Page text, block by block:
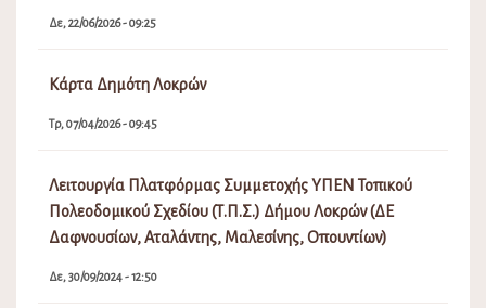
Δε, 22/06/2026 - 09:25
Κάρτα Δημότη Λοκρών
Τρ, 07/04/2026 - 09:45
Λειτουργία Πλατφόρμας Συμμετοχής ΥΠΕΝ Τοπικού
Πολεοδομικού Σχεδίου (Τ.Π.Σ.) Δήμου Λοκρών (ΔΕ
Δαφνουσίων, Αταλάντης, Μαλεσίνης, Οπουντίων)
Δε, 30/09/2024 - 12:50